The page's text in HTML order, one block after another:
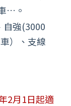
…。
自強(3000
）、支線
2月1日起適